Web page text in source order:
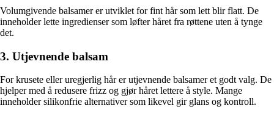
Volumgivende balsamer er utviklet for fint hår som lett blir flatt. De
inneholder lette ingredienser som løfter håret fra røttene uten å tynge
det.
3. Utjevnende balsam
For krusete eller uregjerlig hår er utjevnende balsamer et godt valg. De
hjelper med å redusere frizz og gjør håret lettere å style. Mange
inneholder silikonfrie alternativer som likevel gir glans og kontroll.